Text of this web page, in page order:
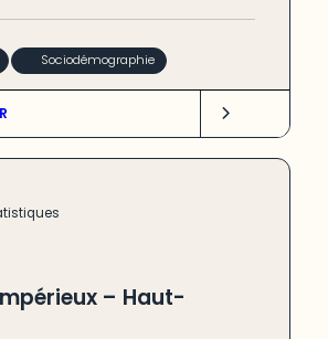
Sociodémographie
– Haut-